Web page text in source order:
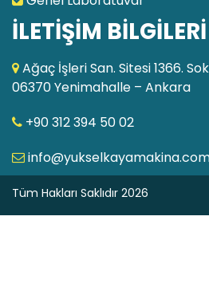
İLETİŞİM BİLGİLERİ
Ağaç İşleri San. Sitesi 1366.
06370 Yenimahalle – Ankara
+90 312 394 50 02
Tüm Hakları Saklıdır 2026